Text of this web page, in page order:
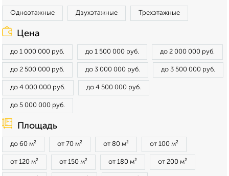
Одноэтажные Двухэтажные Трехэтажные
Цена
до 1 000 000 руб. до 1 500 000 руб. до 2 000 000 руб.
до 2 500 000 руб. до 3 000 000 руб. до 3 500 000 руб.
до 4 000 000 руб. до 4 500 000 руб.
до 5 000 000 руб.
Площадь
до 60 м² от 70 м² от 80 м² от 100 м²
от 120 м² от 150 м² от 180 м² от 200 м²